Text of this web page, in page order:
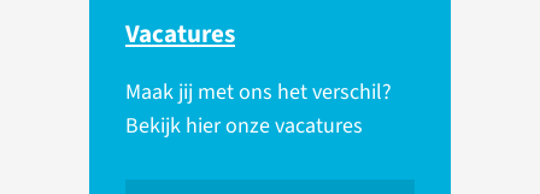
Vacatures
Maak jij met ons het verschil?
Bekijk hier onze vacatures